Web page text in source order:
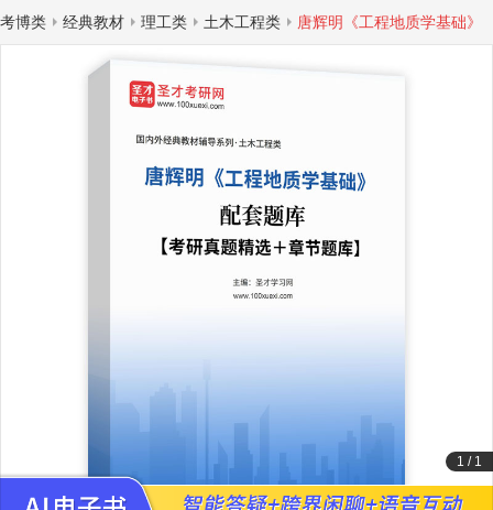
博类 经典教材 理工类 土木工程类 唐辉明《工程地质学基础》
1 / 1